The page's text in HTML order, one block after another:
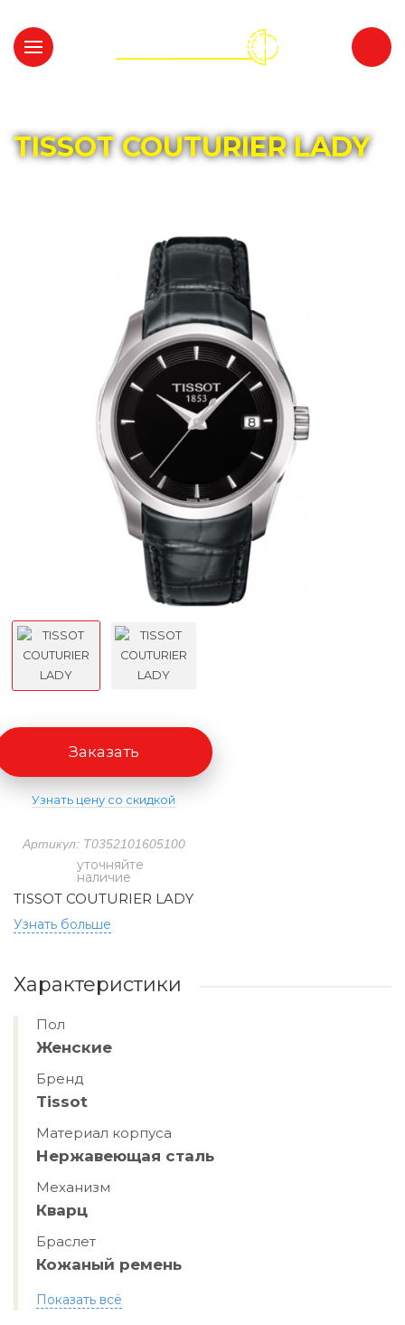
TISSOT COUTURIER LADY
Артикул: T0352101605100
уточняйте
наличие
TISSOT COUTURIER LADY
Узнать больше
Заказать
Узнать цену со скидкой
Характеристики
Пол
Женские
Бренд
Tissot
Материал корпуса
Нержавеющая сталь
Механизм
Кварц
Браслет
Кожаный ремень
Показать всё